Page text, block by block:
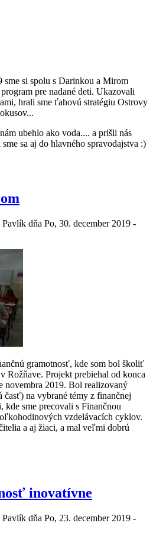
sme si spolu s Darinkou a Mirom
pre nadané deti. Ukazovali
hrali sme ťahovú stratégiu Ostrovy
ubehlo ako voda.... a prišli nás
sa aj do hlavného spravodajstva :)
Pavlík dňa Po, 30. december 2019 -
gramotnosť, kde som bol školiť
Rožňave. Projekt prebiehal od konca
novembra 2019. Bol realizovaný
časť) na vybrané témy z finančnej
kde sme precovali s Finančnou
vzdelávacích cyklov.
a aj žiaci, a mal veľmi dobrú
inovatívne
Pavlík dňa Po, 23. december 2019 -